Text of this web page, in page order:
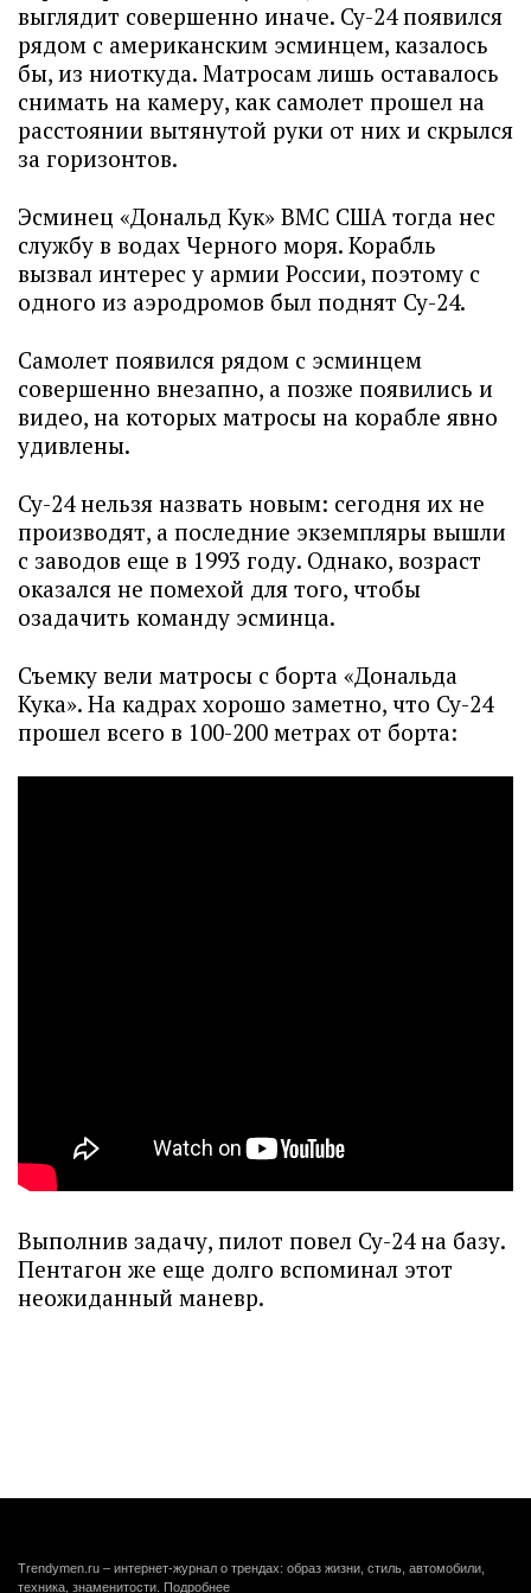
выглядит совершенно иначе. Су-24 появился
рядом с американским эсминцем, казалось
бы, из ниоткуда. Матросам лишь оставалось
снимать на камеру, как самолет прошел на
расстоянии вытянутой руки от них и скрылся
за горизонтов.
Эсминец «Дональд Кук» ВМС США тогда нес
службу в водах Черного моря. Корабль
вызвал интерес у армии России, поэтому с
одного из аэродромов был поднят Су-24.
Самолет появился рядом с эсминцем
совершенно внезапно, а позже появились и
видео, на которых матросы на корабле явно
удивлены.
Су-24 нельзя назвать новым: сегодня их не
производят, а последние экземпляры вышли
с заводов еще в 1993 году. Однако, возраст
оказался не помехой для того, чтобы
озадачить команду эсминца.
Съемку вели матросы с борта «Дональда
Кука». На кадрах хорошо заметно, что Су-24
прошел всего в 100-200 метрах от борта:
Выполнив задачу, пилот повел Су-24 на базу.
Пентагон же еще долго вспоминал этот
неожиданный маневр.
Trendymen.ru – интернет-журнал о трендах: образ жизни, стиль, автомобили,
техника, знаменитости. Подробнее